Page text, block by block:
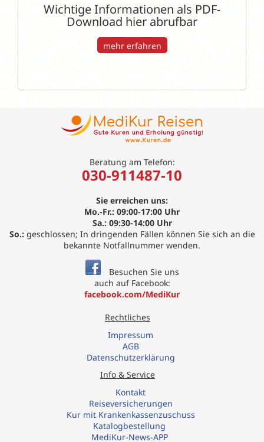
Wichtige Informationen als PDF-
Download hier abrufbar
mehr erfahren
Beratung am Telefon:
030-911487-10
Sie erreichen uns:
Mo.-Fr.: 09:00-17:00 Uhr
Sa.: 09:30-14:00 Uhr
So.:geschlossen; In dringenden Fällen können Sie sich an die
bekannte Notfallnummer wenden.
Besuchen Sie uns
auch auf Facebook:
facebook.com/MediKur
Rechtliches
Impressum
AGB
Datenschutzerklärung
Info & Service
Kontakt
Reiseversicherungen
Kur mit Krankenkassenzuschuss
Katalogbestellung
MediKur-News-APP